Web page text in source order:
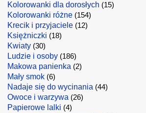
Kolorowanki dla dorosłych (15)
Kolorowanki różne (154)
Krecik i przyjaciele (12)
Księżniczki (18)
Kwiaty (30)
Ludzie i osoby (186)
Makowa panienka (2)
Mały smok (6)
Nadaje się do wycinania (44)
Owoce i warzywa (26)
Papierowe lalki (4)